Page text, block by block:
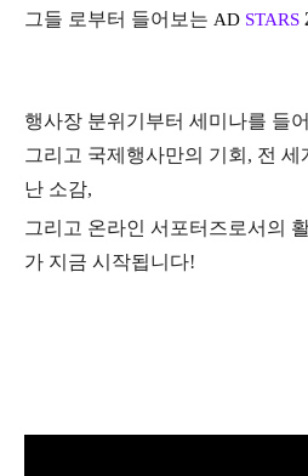
그들 로부터 들어보는 AD STARS
행사장 분위기부터 세미나를 들
그리고 국제행사만의 기회 , 전 세
난 소감,
그리고 온라인 서포터즈로서의
가 지금 시작됩니다!